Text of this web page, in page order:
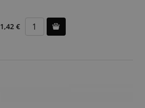
1,42 €